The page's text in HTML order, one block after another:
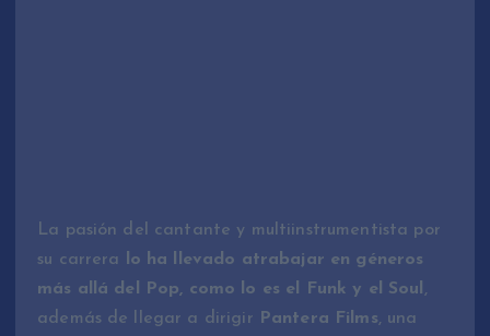
La pasión del cantante y multiinstrumentista por
su carrera
lo ha llevado atrabajar en géneros
más allá del Pop, como lo es el Funk y el Soul ,
además de llegar a dirigir Pantera Films, una